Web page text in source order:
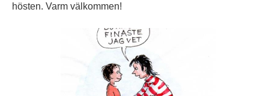
hösten. Varm välkommen!